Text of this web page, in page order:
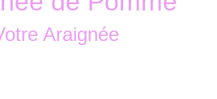
Araignée